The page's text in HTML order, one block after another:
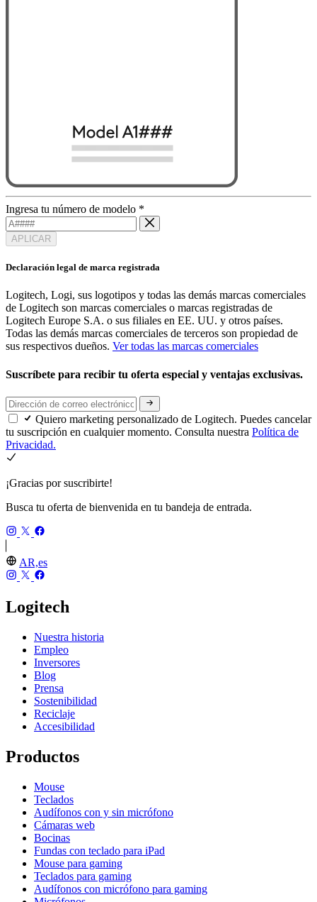
Ingresa tu número de modelo *
APLICAR
Declaración legal de marca registrada
Logitech, Logi, sus logotipos y todas las demás marcas comerciales
de Logitech son marcas comerciales o marcas registradas de
Logitech Europe S.A. o sus filiales en EE. UU. y otros países.
Todas las demás marcas comerciales de terceros son propiedad de
sus respectivos dueños. Ver todas las marcas comerciales
Suscríbete para recibir tu oferta especial y ventajas exclusivas.
Quiero marketing personalizado de Logitech. Puedes cancelar
tu suscripción en cualquier momento. Consulta nuestra Política de
Privacidad.
¡Gracias por suscribirte!
Busca tu oferta de bienvenida en tu bandeja de entrada.
AR,es
Logitech
Nuestra historia
Empleo
Inversores
Blog
Prensa
Sostenibilidad
Reciclaje
Accesibilidad
Productos
Mouse
Teclados
Audífonos con y sin micrófono
Cámaras web
Bocinas
Fundas con teclado para iPad
Mouse para gaming
Teclados para gaming
Audífonos con micrófono para gaming